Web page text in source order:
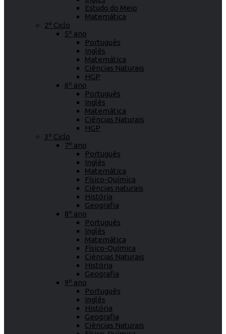
Estudo do Meio
Matemática
2º Ciclo
5º ano
Português
Inglês
Matemática
Ciências Naturais
HGP
6º ano
Português
Inglês
Matemática
Ciências Naturais
HGP
3º Ciclo
7º ano
Português
Inglês
Matemática
Físico-Química
Ciências naturais
História
Geografia
8º ano
Português
Inglês
Matemática
Físico-Química
Ciências Naturais
História
Geografia
9º ano
Português
Inglês
História
Geografia
Ciências Naturais